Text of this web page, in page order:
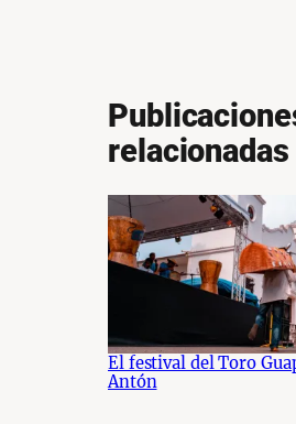
relacionadas
El festival del Toro
Antón